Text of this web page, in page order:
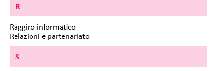
R
Raggiro informatico
Relazioni e partenariato
S